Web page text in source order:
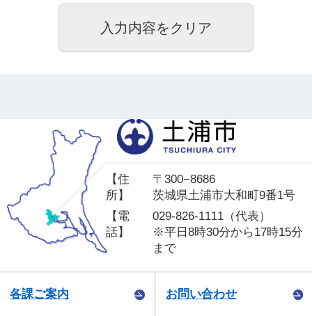
【住
所】
〒300−8686
茨城県土浦市大和町9番1号
【電
話】
029-826-1111（代表）
※平日8時30分から17時15分
まで
各課ご案内 お問い合わせ